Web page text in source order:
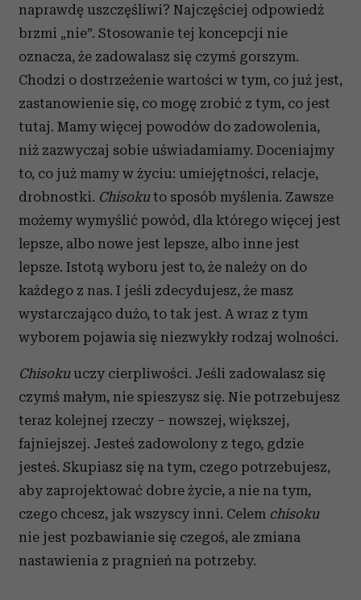
naprawdę uszczęśliwi? Najczęściej odpowiedź
brzmi „nie”. Stosowanie tej koncepcji nie
oznacza, że ​​zadowalasz się czymś gorszym.
Chodzi o dostrzeżenie wartości w tym, co już jest,
zastanowienie się, co mogę zrobić z tym, co jest
tutaj. Mamy więcej powodów do zadowolenia,
niż zazwyczaj sobie uświadamiamy. Doceniajmy
to, co już mamy w życiu: umiejętności, relacje,
drobnostki. Chisokuto sposób myślenia. Zawsze
możemy wymyślić powód, dla którego więcej jest
lepsze, albo nowe jest lepsze, albo inne jest
lepsze. Istotą wyboru jest to, że należy on do
każdego z nas. I jeśli zdecydujesz, że masz
wystarczająco dużo, to tak jest. A wraz z tym
wyborem pojawia się niezwykły rodzaj wolności.
Chisokuuczy cierpliwości. Jeśli zadowalasz się
czymś małym, nie spieszysz się. Nie potrzebujesz
teraz kolejnej rzeczy – nowszej, większej,
fajniejszej. Jesteś zadowolony z tego, gdzie
jesteś. Skupiasz się na tym, czego potrzebujesz,
aby zaprojektować dobre życie, a nie na tym,
czego chcesz, jak wszyscy inni. Celem chisoku
nie jest pozbawianie się czegoś, ale zmiana
nastawienia z pragnień na potrzeby.